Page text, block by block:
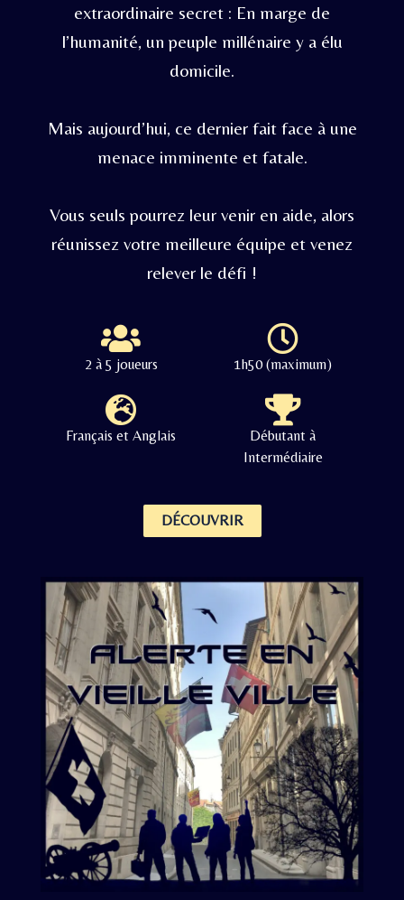
extraordinaire secret : En marge de
l’humanité, un peuple millénaire y a élu
domicile.
Mais aujourd’hui, ce dernier fait face à une
menace imminente et fatale.
Vous seuls pourrez leur venir en aide, alors
réunissez votre meilleure équipe et venez
relever le défi !
2 à 5 joueurs 1h50 (maximum)
Français et Anglais
Débutant à
Intermédiaire
DÉCOUVRIR